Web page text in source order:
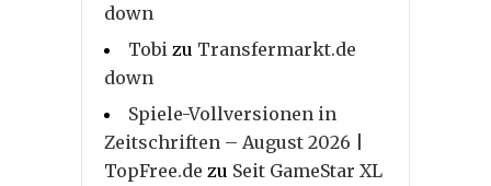
down
Tobi zu Transfermarkt.de
down
Spiele-Vollversionen in
Zeitschriften – August 2026 |
TopFree.de zu Seit GameStar XL